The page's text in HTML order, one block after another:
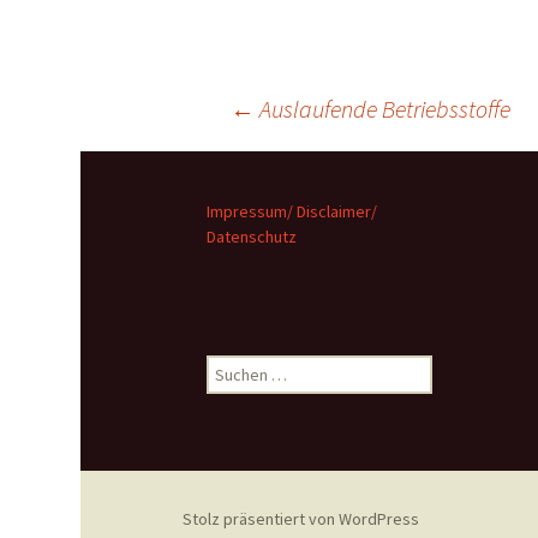
← Auslaufende Betriebsstoffe
Impressum/ Disclaimer/
Datenschutz
Suchen
nach:
Stolz präsentiert von WordPress